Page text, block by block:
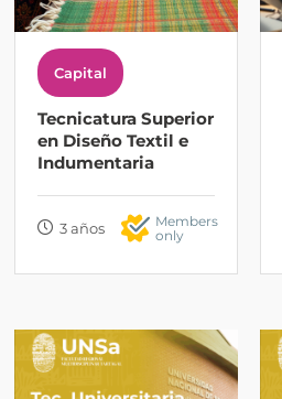
Capital
Tecnicatura Superior
en Diseño Textil e
Indumentaria
3 años
Members
only